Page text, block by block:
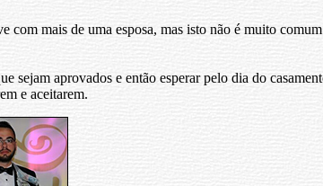
mais de uma esposa, mas isto não é muito
sejam aprovados e então esperar pelo dia do
e aceitarem.